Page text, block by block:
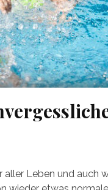
Leben und auch